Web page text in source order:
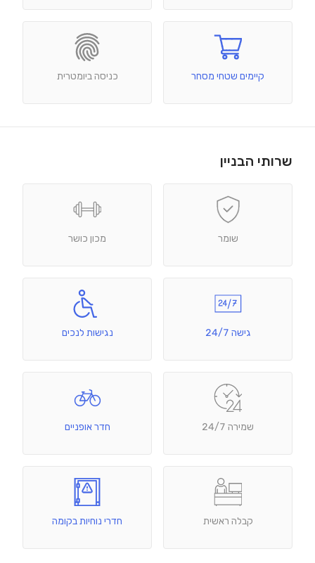
קיימים שטחי מסחר כניסה ביומטרית
שרותי הבניין
שומר מכון כושר
גישה 24/7 נגישות לנכים
שמירה 24/7 חדר אופניים
קבלה ראשית חדרי נוחיות בקומה